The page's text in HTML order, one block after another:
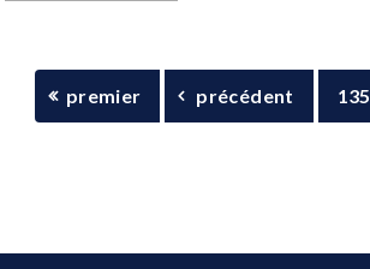
premier précédent 135